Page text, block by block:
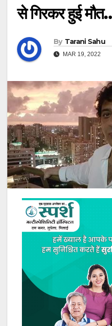
से गिरकर हुई
By Tarani Sahu
MAR 19, 2022